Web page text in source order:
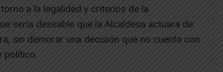
a la legalidad y criterios de la
sería deseable que la Alcaldesa actuara de
sin demorar una decisión que no cuenta con
político.